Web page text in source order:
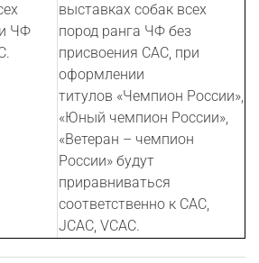
ЧФ
выставках собак всех
пород ранга ЧФ без
присвоения САС, при
оформлении
титулов «Чемпион России»,
«Юный чемпион России»,
«Ветеран – чемпион
России» будут
приравниваться
соответственно к CAC,
JCAC, VCAC.